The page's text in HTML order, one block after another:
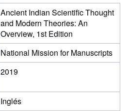
Ancient Indian Scientific Thought
and Modern Theories: An
Overview, 1st Edition
National Mission for Manuscripts
2019
Inglés